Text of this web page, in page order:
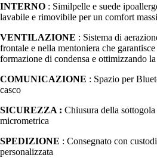
INTERNO : Similpelle e suede
lavabile e rimovibile per un comfort
VENTILAZIONE : Sistema di
frontale e nella mentoniera che
formazione di condensa e ottimizzando
COMUNICAZIONE : Spazio per
casco
SICUREZZA : Chiusura della
micrometrica
SPEDIZIONE : Consegnato con
personalizzata